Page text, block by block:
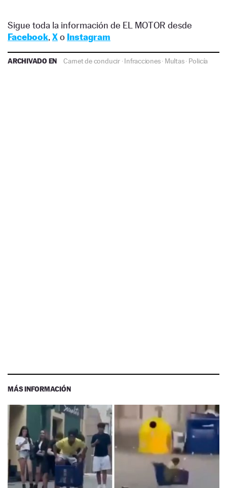
Sigue toda la información de EL MOTOR desde
Facebook, Xo Instagram
ARCHIVADO EN Carnet de conducir·Infracciones· Multas· Policía
MÁS INFORMACIÓN